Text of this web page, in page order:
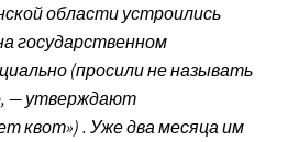
области устроились
государственном
(просили не называть
— утверждают
квот») . Уже два месяца им